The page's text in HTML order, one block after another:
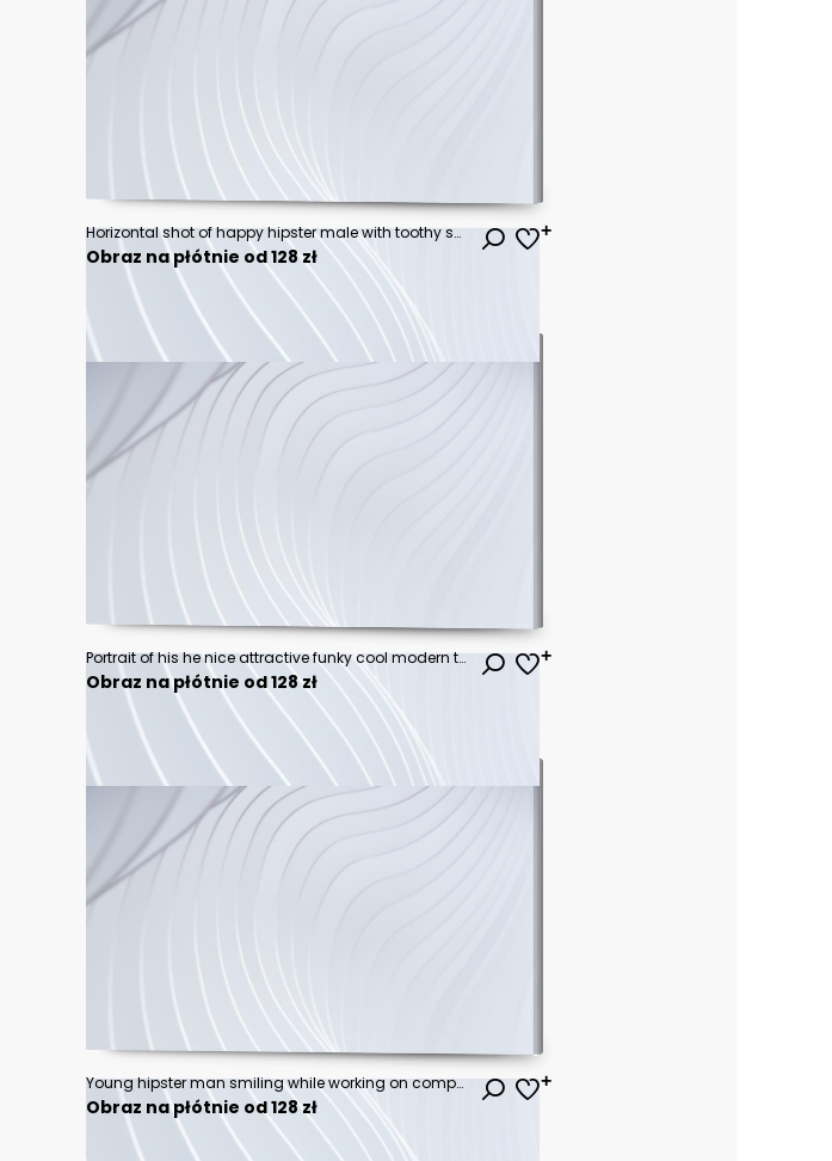
Horizontal shot of happy hipster male with toothy smile, wears casual white t shirt and glasses, being in good mood after unforgettable journey with girlfriend, isolated on white background.
Obraz na płótnie od 128 zł
Portrait of his he nice attractive funky cool modern trendy gray-haired guy hipster MC dancing having fun isolated on bright vivid shine vibrant red color background
Obraz na płótnie od 128 zł
Young hipster man smiling while working on computer desk in office
Obraz na płótnie od 128 zł